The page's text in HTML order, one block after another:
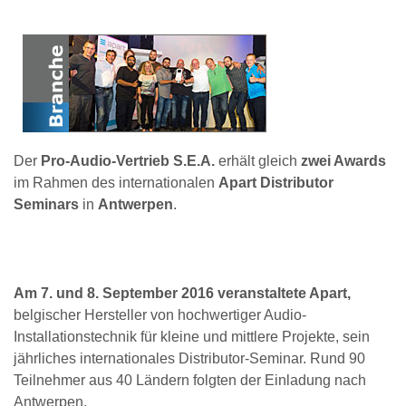
Der Pro-Audio-Vertrieb S.E.A. erhält gleich zwei Awards
im Rahmen des internationalen Apart Distributor
Seminars in Antwerpen.
Am 7. und 8. September 2016 veranstaltete Apart,
belgischer Hersteller von hochwertiger Audio-
Installationstechnik für kleine und mittlere Projekte, sein
jährliches internationales Distributor-Seminar. Rund 90
Teilnehmer aus 40 Ländern folgten der Einladung nach
Antwerpen.